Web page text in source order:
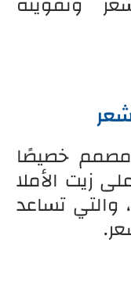
خصيصًا
زيت الأملا
والتي تساعد